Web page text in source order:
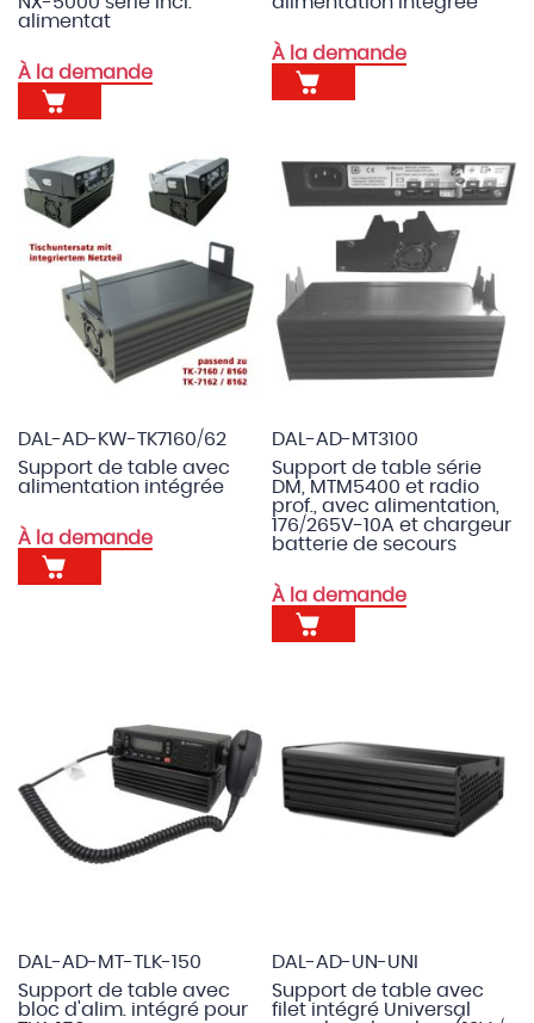
alimentat
À la demande
À la demande
DAL-AD-KW-TK7160/62
Support de table avec
alimentation intégrée
À la demande
DAL-AD-MT3100
Support de table série
DM, MTM5400 et radio
prof., avec alimentation,
176/265V-10A et chargeur
batterie de secours
À la demande
DAL-AD-MT-TLK-150
Support de table avec
bloc d'alim. intégré pour
DAL-AD-UN-UNI
Support de table avec
filet intégré Universal